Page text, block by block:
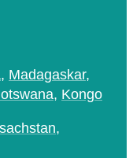
, Madagaskar,
, Kongo
,